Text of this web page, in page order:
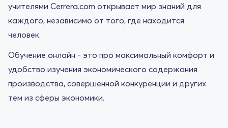
учителями Cerrera.com открывает мир знаний для
каждого, независимо от того, где находится
человек.
Обучение онлайн - это про максимальный комфорт и
удобство изучения экономического содержания
производства, совершенной конкуренции и других
тем из сферы экономики.